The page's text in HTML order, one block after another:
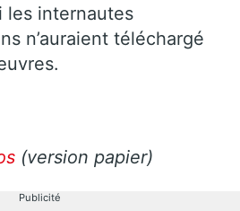
les internautes
n’auraient téléchargé
(version papier)
Publicité